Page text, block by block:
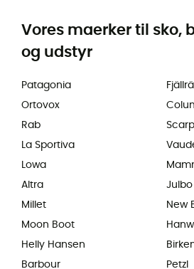
Vores maerker til sko,
og udstyr
Patagonia
Ortovox
Rab
La Sportiva
Lowa
Altra
Millet
Moon Boot
Helly Hansen
Barbour
Julbo
New
Petzl